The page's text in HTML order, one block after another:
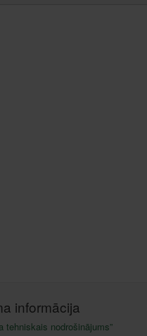
informācija
tehniskais nodrošinājums”